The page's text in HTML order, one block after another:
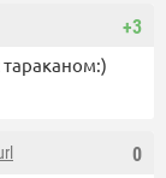
+3
0